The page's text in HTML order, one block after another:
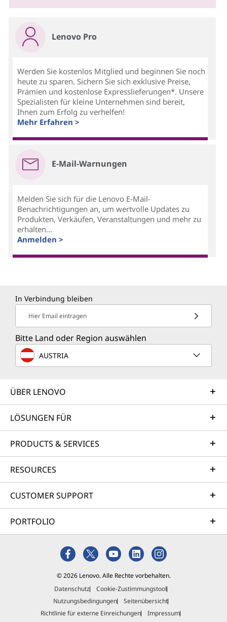
Lenovo Pro
Werden Sie kostenlos Mitglied und beginnen Sie noch
heute zu sparen. Sichern Sie sich exklusive Preise,
Prämien und kostenlose Expresslieferungen*. Unsere
Spezialisten für kleine Unternehmen sind bereit,
Ihnen zum Erfolg zu verhelfen!
Mehr Erfahren >
E-Mail-Warnungen
Melden Sie sich für die Lenovo E-Mail-
Benachrichtigungen an, um wertvolle Updates zu
Produkten, Verkäufen, Veranstaltungen und mehr zu
erhalten...
Anmelden >
In Verbindung bleiben
Hier Email eintragen
Bitte Land oder Region auswählen
AUSTRIA
ÜBER LENOVO
LÖSUNGEN FÜR
PRODUCTS & SERVICES
RESOURCES
CUSTOMER SUPPORT
PORTFOLIO
© 2026 Lenovo. Alle Rechte vorbehalten.
Datenschutz
Cookie-Zustimmungstool
Nutzungsbedingungen
Seitenübersicht
Richtlinie für externe Einreichungen
Impressum